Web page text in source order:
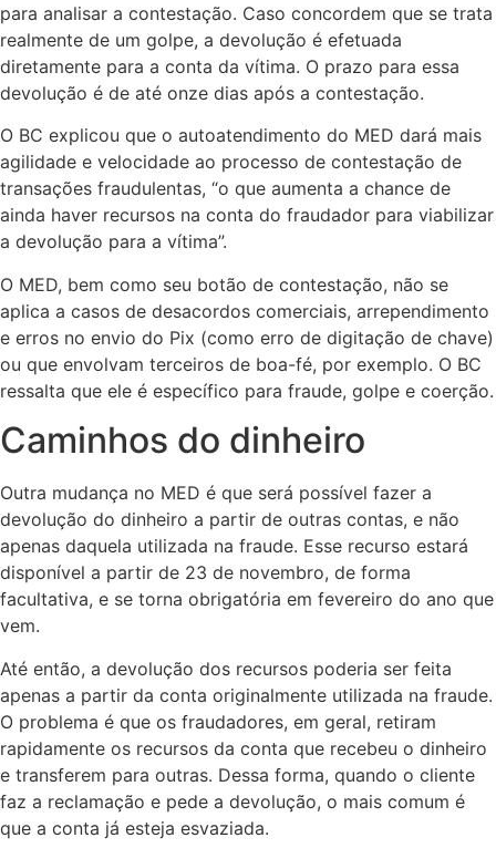
para analisar a contestação. Caso concordem que se trata
realmente de um golpe, a devolução é efetuada
diretamente para a conta da vítima. O prazo para essa
devolução é de até onze dias após a contestação.
O BC explicou que o autoatendimento do MED dará mais
agilidade e velocidade ao processo de contestação de
transações fraudulentas, “o que aumenta a chance de
ainda haver recursos na conta do fraudador para viabilizar
a devolução para a vítima”.
O MED, bem como seu botão de contestação, não se
aplica a casos de desacordos comerciais, arrependimento
e erros no envio do Pix (como erro de digitação de chave)
ou que envolvam terceiros de boa-fé, por exemplo. O BC
ressalta que ele é específico para fraude, golpe e coerção.
Caminhos do dinheiro
Outra mudança no MED é que será possível fazer a
devolução do dinheiro a partir de outras contas, e não
apenas daquela utilizada na fraude. Esse recurso estará
disponível a partir de 23 de novembro, de forma
facultativa, e se torna obrigatória em fevereiro do ano que
vem.
Até então, a devolução dos recursos poderia ser feita
apenas a partir da conta originalmente utilizada na fraude.
O problema é que os fraudadores, em geral, retiram
rapidamente os recursos da conta que recebeu o dinheiro
e transferem para outras. Dessa forma, quando o cliente
faz a reclamação e pede a devolução, o mais comum é
que a conta já esteja esvaziada.